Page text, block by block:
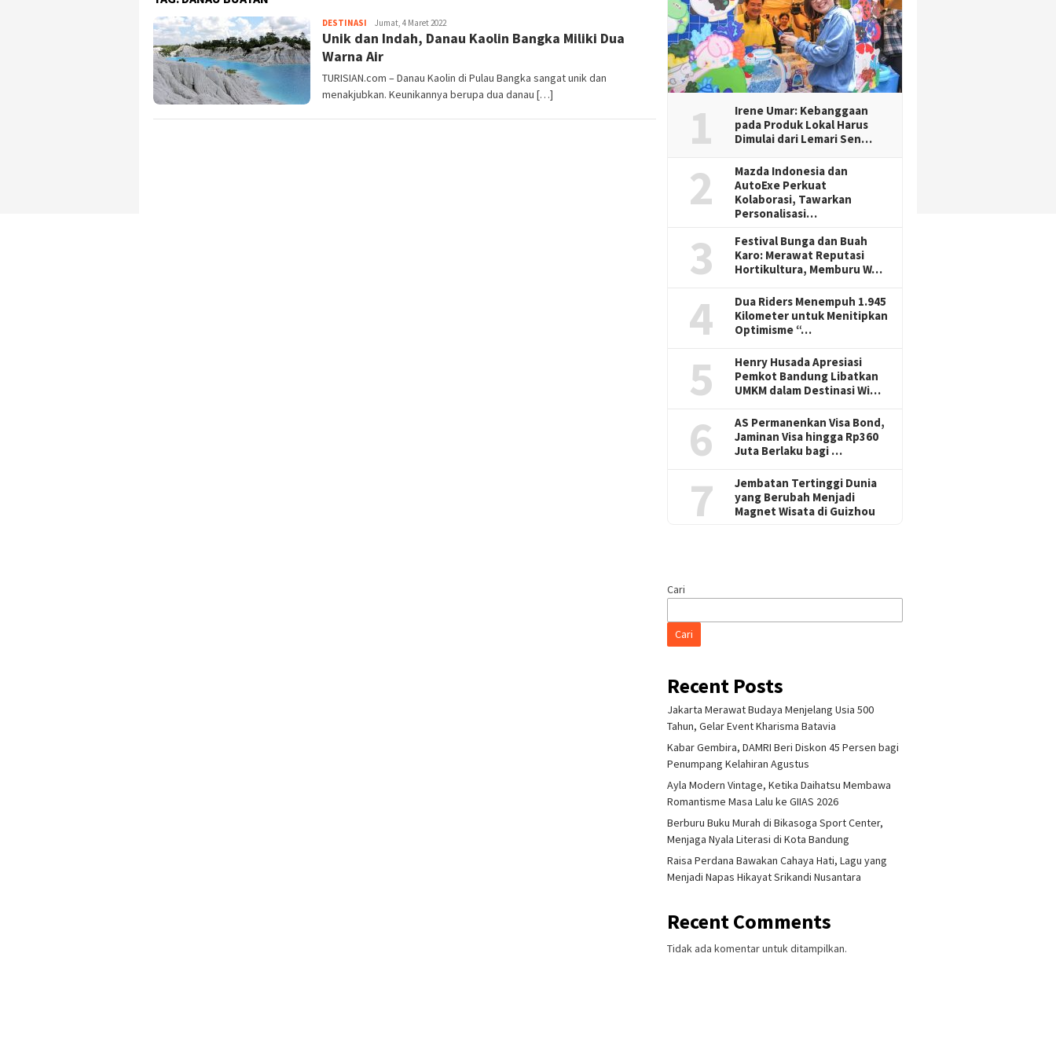
DESTINASI Iwan
Gunawan
Jumat, 4 Maret 2022
Unik dan Indah, Danau Kaolin Bangka Miliki Dua
Warna Air
TURISIAN.com – Danau Kaolin di Pulau Bangka sangat unik dan
menakjubkan. Keunikannya berupa dua danau […]
1
Irene Umar: Kebanggaan
pada Produk Lokal Harus
Dimulai dari Lemari Sen…
2
Mazda Indonesia dan
AutoExe Perkuat
Kolaborasi, Tawarkan
Personalisasi…
3
Festival Bunga dan Buah
Karo: Merawat Reputasi
Hortikultura, Memburu W…
4
Dua Riders Menempuh 1.945
Kilometer untuk Menitipkan
Optimisme “…
5
Henry Husada Apresiasi
Pemkot Bandung Libatkan
UMKM dalam Destinasi Wi…
6
AS Permanenkan Visa Bond,
Jaminan Visa hingga Rp360
Juta Berlaku bagi …
7
Jembatan Tertinggi Dunia
yang Berubah Menjadi
Magnet Wisata di Guizhou
Cari
Cari
Recent Posts
Jakarta Merawat Budaya Menjelang Usia 500
Tahun, Gelar Event Kharisma Batavia
Kabar Gembira, DAMRI Beri Diskon 45 Persen bagi
Penumpang Kelahiran Agustus
Ayla Modern Vintage, Ketika Daihatsu Membawa
Romantisme Masa Lalu ke GIIAS 2026
Berburu Buku Murah di Bikasoga Sport Center,
Menjaga Nyala Literasi di Kota Bandung
Raisa Perdana Bawakan Cahaya Hati, Lagu yang
Menjadi Napas Hikayat Srikandi Nusantara
Recent Comments
Tidak ada komentar untuk ditampilkan.